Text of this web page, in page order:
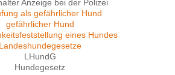
Anzeige bei der Polizei
als gefährlicher Hund
gefährlicher Hund
eines Hundes
Landeshundegesetze
LHundG
Hundegesetz